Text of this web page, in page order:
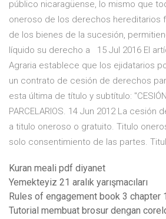
público nicaragüense, lo mismo que
oneroso de los derechos hereditarios
de los bienes de la sucesión,
líquido su derecho a 15 Jul 2016 El
Agraria establece que los ejidatarios
un contrato de cesión de derechos
esta última de título y subtítulo: "CESIÓN
PARCELARIOS. 14 Jun 2012 La
a titulo oneroso o gratuito. Titulo
solo consentimiento de las partes.
Kuran meali pdf diyanet
Yemekteyiz 21 aralık yarışmacıları
Rules of engagement book 3 chapter
Tutorial membuat brosur dengan